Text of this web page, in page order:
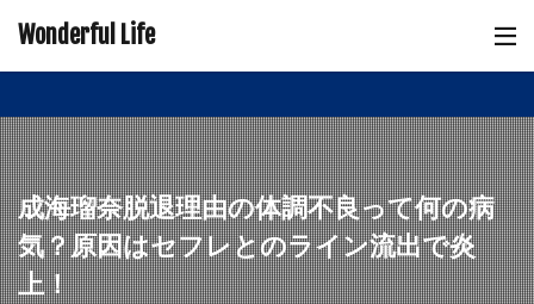
Wonderful Life
成海瑠奈脱退理由の体調不良って何の病
気？原因はセフレとのライン流出で炎
上！